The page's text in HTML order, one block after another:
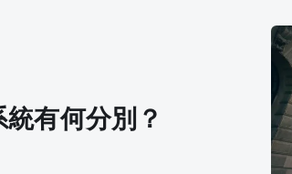
有何分別？
立即觀看 3 分鐘體驗短